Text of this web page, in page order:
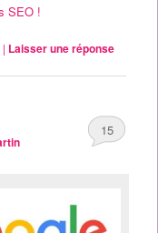
SEO !
| Laisser une réponse
15